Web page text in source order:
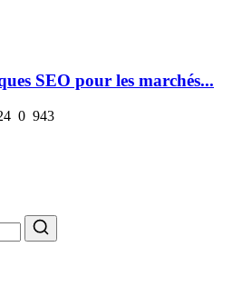
SEO pour les marchés...
0 943